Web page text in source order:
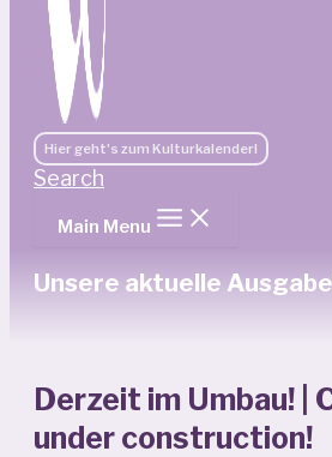
Hier geht's zum Kulturkalender!
Search
Main Menu
Unsere aktuelle
Derzeit im Umbau! |
under construction!